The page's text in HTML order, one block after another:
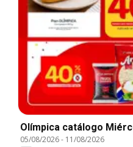
Olímpica catálogo
05/08/2026- 11/08/2026